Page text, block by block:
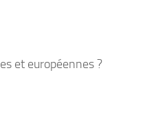
et européennes ?